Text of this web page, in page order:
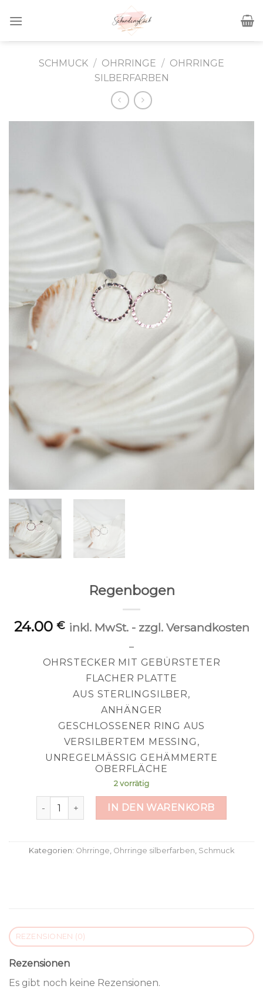
SCHMUCK / OHRRINGE / OHRRINGE
SILBERFARBEN
Regenbogen
24.00 € inkl. MwSt. - zzgl. Versandkosten
–
OHRSTECKER MIT GEBÜRSTETER
FLACHER PLATTE
AUS STERLINGSILBER,
ANHÄNGER
GESCHLOSSENER RING AUS
VERSILBERTEM MESSING,
UNREGELMÄSSIG GEHÄMMERTE O
BERFLÄCHE
2 vorrätig
Regenbogen MengeIN DEN WARENKORB
Kategorien: Ohrringe, Ohrringe silberfarben, Schmuck
REZENSIONEN (0)
Rezensionen
Es gibt noch keine Rezensionen.